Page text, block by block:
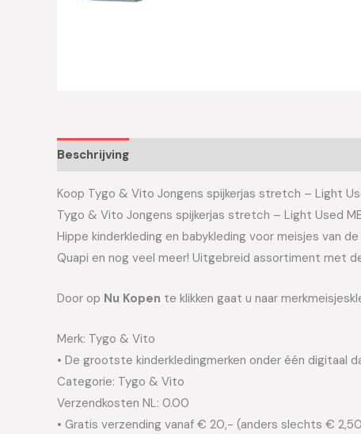
Beschrijving
Koop Tygo & Vito Jongens spijkerjas stretch – Light
Tygo & Vito Jongens spijkerjas stretch – Light Used
Hippe kinderkleding en babykleding voor meisjes van
Quapi en nog veel meer! Uitgebreid assortiment met
Door op Nu Kopen te klikken gaat u naar
Merk: Tygo & Vito
• De grootste kinderkledingmerken onder één digitaal
Categorie: Tygo & Vito
Verzendkosten NL: 0.00
• Gratis verzending vanaf € 20,- (anders slechts €